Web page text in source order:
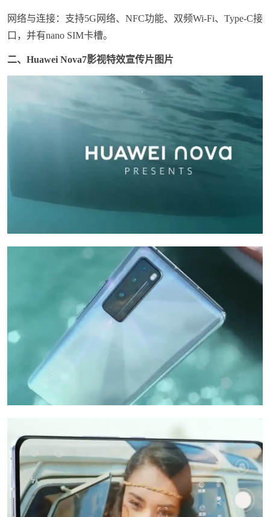
网络与连接：支持5G网络、NFC功能、双频Wi-Fi、Type-C接
口，并有nano SIM卡槽。
二、 Huawei Nova7影视特效宣传片图片